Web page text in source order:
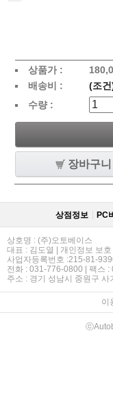
상품가 :
배송비 :
(조건
수량 :
장바구니
상점정보 PC
상호명 : (주)오토베이스
대표 : 김도열 | 개인정보 보
사업자등록번호 :215-81-
전화 : 031-776-0800 | 팩스
주소 : 경기 성남시 중원구
이